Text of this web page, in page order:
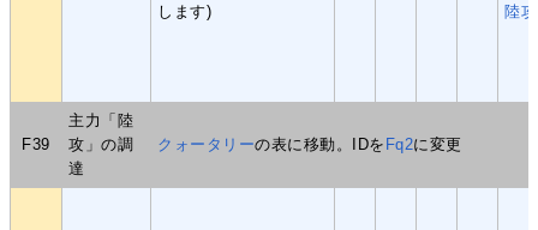
します)
陸攻
F39
主力「陸
攻」の調
達
クォータリーの表に移動。IDを Fq2に変更